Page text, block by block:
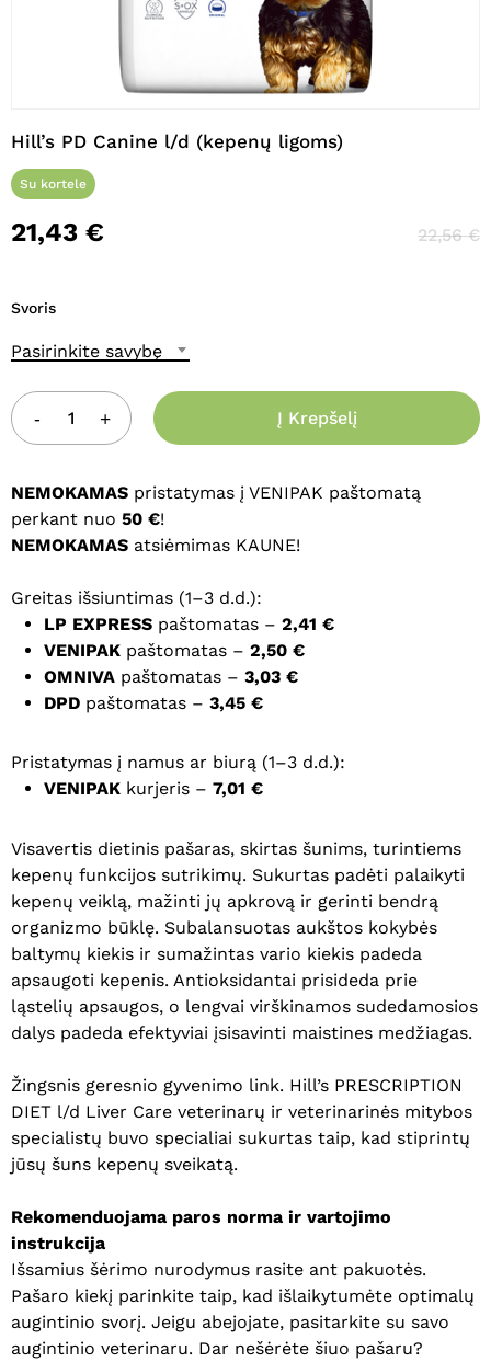
Hill’s PD Canine l/d (kepenų ligoms)
Su kortele
21,43 € 22,56€
Svoris
Pasirinkite savybę
Į Krepšelį
NEMOKAMAS pristatymas į VENIPAK paštomatą
perkant nuo 50 €!
NEMOKAMAS atsiėmimas KAUNE!
Greitas išsiuntimas (1–3 d.d.):
LP EXPRESS paštomatas – 2,41 €
VENIPAK paštomatas – 2,50 €
OMNIVA paštomatas – 3,03 €
DPD paštomatas – 3,45 €
Pristatymas į namus ar biurą (1–3 d.d.):
VENIPAK kurjeris – 7,01 €
Visavertis dietinis pašaras, skirtas šunims, turintiems
kepenų funkcijos sutrikimų. Sukurtas padėti palaikyti
kepenų veiklą, mažinti jų apkrovą ir gerinti bendrą
organizmo būklę. Subalansuotas aukštos kokybės
baltymų kiekis ir sumažintas vario kiekis padeda
apsaugoti kepenis. Antioksidantai prisideda prie
ląstelių apsaugos, o lengvai virškinamos sudedamosios
dalys padeda efektyviai įsisavinti maistines medžiagas.
Žingsnis geresnio gyvenimo link. Hill’s PRESCRIPTION
DIET l/d Liver Care veterinarų ir veterinarinės mitybos
specialistų buvo specialiai sukurtas taip, kad stiprintų
jūsų šuns kepenų sveikatą.
Rekomenduojama paros norma ir vartojimo
instrukcija
Išsamius šėrimo nurodymus rasite ant pakuotės.
Pašaro kiekį parinkite taip, kad išlaikytumėte optimalų
augintinio svorį. Jeigu abejojate, pasitarkite su savo
augintinio veterinaru. Dar nešėrėte šiuo pašaru?
El. paštas*
parašyti komentarą.